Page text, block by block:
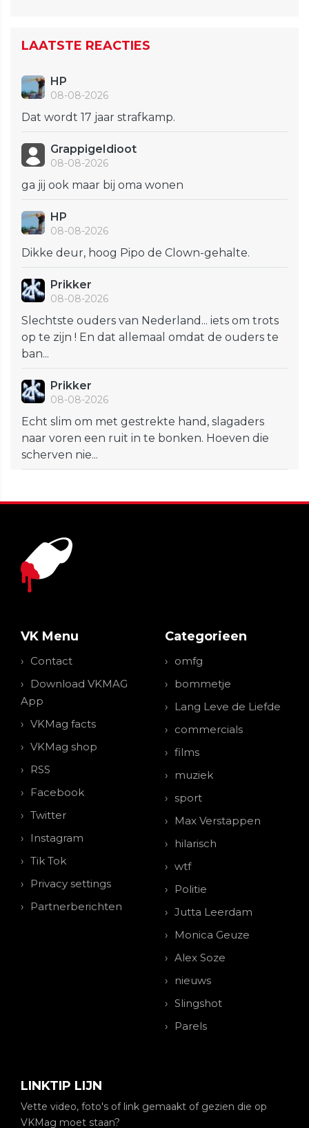
LAATSTE REACTIES
HP
08-08-2026
Dat wordt 17 jaar strafkamp.
GrappigeIdioot
08-08-2026
ga jij ook maar bij oma wonen
HP
08-08-2026
Dikke deur, hoog Pipo de Clown-gehalte.
Prikker
08-08-2026
Slechtste ouders van Nederland... iets om trots
op te zijn ! En dat allemaal omdat de ouders te
ban...
Prikker
08-08-2026
Echt slim om met gestrekte hand, slagaders
naar voren een ruit in te bonken. Hoeven die
scherven nie...
VK Menu
Contact
Download VKMAG
App
VKMag facts
VKMag shop
RSS
Facebook
Twitter
Instagram
Tik Tok
Privacy settings
Partnerberichten
Categorieen
omfg
bommetje
Lang Leve de Liefde
commercials
films
muziek
sport
Max Verstappen
hilarisch
wtf
Politie
Jutta Leerdam
Monica Geuze
Alex Soze
nieuws
Slingshot
Parels
LINKTIP LIJN
Vette video, foto's of link gemaakt of gezien die op
VKMag moet staan?